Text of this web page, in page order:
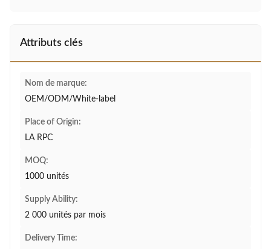
Attributs clés
Nom de marque:
OEM/ODM/White-label
Place of Origin:
LA RPC
MOQ:
1000 unités
Supply Ability:
2 000 unités par mois
Delivery Time: